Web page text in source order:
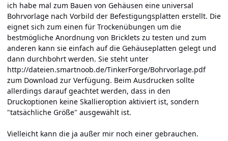
ich habe mal zum Bauen von Gehäusen eine universal
Bohrvorlage nach Vorbild der Befestigungsplatten erstellt. Die
eignet sich zum einen für Trockenübungen um die
bestmögliche Anordnung von Bricklets zu testen und zum
anderen kann sie einfach auf die Gehäuseplatten gelegt und
dann durchbohrt werden. Sie steht unter
http://dateien.smartnoob.de/TinkerForge/Bohrvorlage.pdf
zum Download zur Verfügung. Beim Ausdrucken sollte
allerdings darauf geachtet werden, dass in den
Druckoptionen keine Skallieroption aktiviert ist, sondern
"tatsächliche Größe" ausgewählt ist.
Vielleicht kann die ja außer mir noch einer gebrauchen.